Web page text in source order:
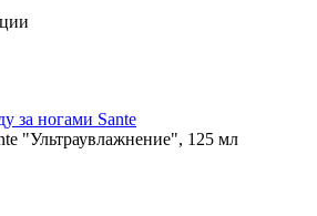
за ногами Sante
"Ультраувлажнение", 125 мл